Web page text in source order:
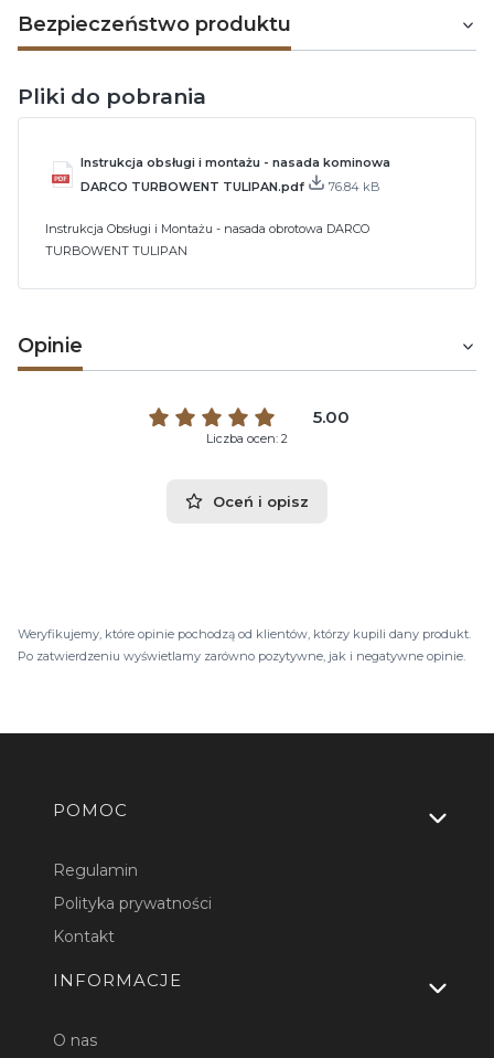
Bezpieczeństwo produktu
Pliki do pobrania
Instrukcja obsługi i montażu - nasada kominowa
DARCO TURBOWENT TULIPAN.pdf
76.84 kB
Instrukcja Obsługi i Montażu - nasada obrotowa DARCO
TURBOWENT TULIPAN
Opinie
5.00
Liczba ocen: 2
Oceń i opisz
Weryfikujemy, które opinie pochodzą od klientów, którzy kupili dany produkt.
Po zatwierdzeniu wyświetlamy zarówno pozytywne, jak i negatywne opinie.
Linki w stopce
POMOC
Regulamin
Polityka prywatności
Kontakt
INFORMACJE
O nas